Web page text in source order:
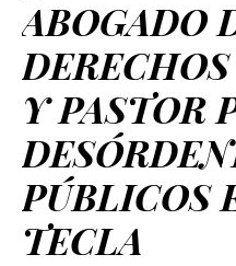
ABOGADO
Y PASTOR
PÚBLICOS
TECLA